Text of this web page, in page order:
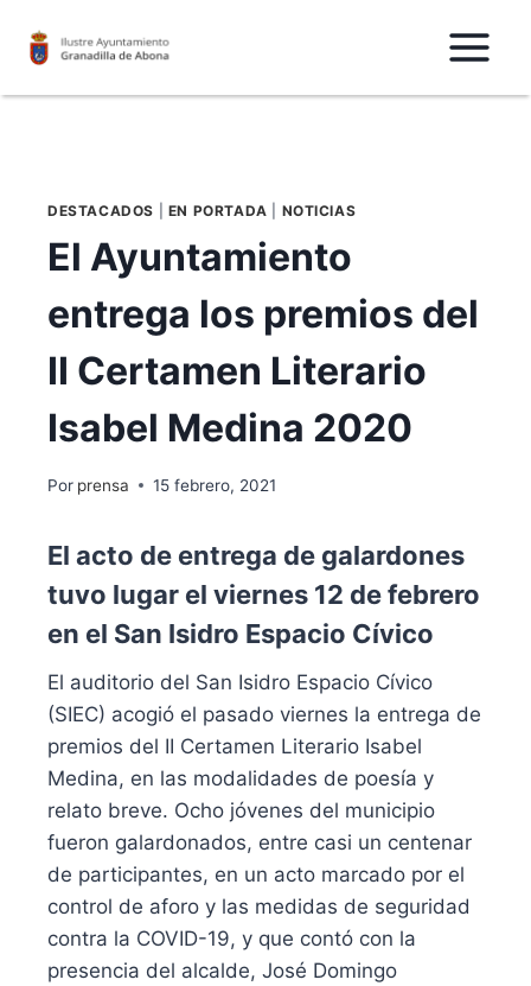
DESTACADOS EN PORTADA NOTICIAS
El Ayuntamiento
entrega los premios del
II Certamen Literario
Isabel Medina 2020
Por prensa 15 febrero, 2021
El acto de entrega de galardones
tuvo lugar el viernes 12 de febrero
en el San Isidro Espacio Cívico
El auditorio del San Isidro Espacio Cívico
(SIEC) acogió el pasado viernes la entrega de
premios del II Certamen Literario Isabel
Medina, en las modalidades de poesía y
relato breve. Ocho jóvenes del municipio
fueron galardonados, entre casi un centenar
de participantes, en un acto marcado por el
control de aforo y las medidas de seguridad
contra la COVID-19, y que contó con la
presencia del alcalde, José Domingo